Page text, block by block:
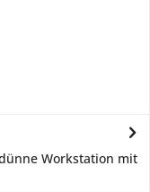
Workstation mit